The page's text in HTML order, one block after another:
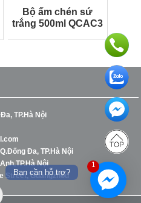
Bộ ấm chén sứ
trắng 500ml QCAC3
TP.Hà Nội
Đa, TP.Hà Nội
Nội
Street, Guangzhou
1
Bạn cần hỗ trợ?